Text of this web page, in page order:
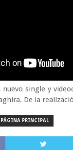
nuevo single y
De la
PÁGINA PRINCIPAL